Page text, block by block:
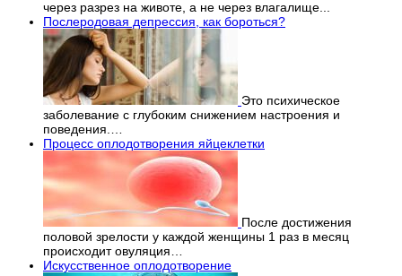
через разрез на животе, а не через влагалище...
Послеродовая депрессия, как бороться?
Это психическое
заболевание с глубоким снижением настроения и
поведения.…
Процесс оплодотворения яйцеклетки
После достижения
половой зрелости у каждой женщины 1 раз в месяц
происходит овуляция…
Искусственное оплодотворение